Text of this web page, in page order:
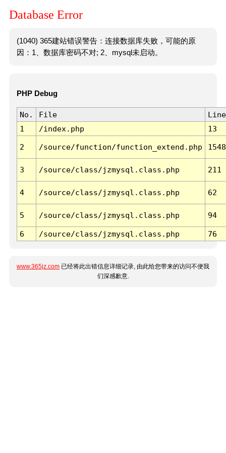
Database Error
(1040) 365建站错误警告：连接数据库失败，可能的原
因：1、数据库密码不对; 2、mysql未启动。
PHP Debug
No. File
Line
1
/index.php 13
2 /source/function/function_extend.php 1548
3 /source/class/jzmysql.class.php 211
4 /source/class/jzmysql.class.php 62
5 /source/class/jzmysql.class.php 94
6 /source/class/jzmysql.class.php 76
www.365jz.com 已经将此出错信息详细记录, 由此给您带来的访问不便我
们深感歉意.